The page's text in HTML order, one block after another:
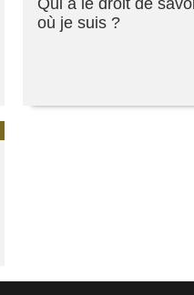
où je suis ?